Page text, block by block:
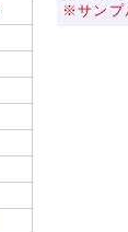
※サンプ